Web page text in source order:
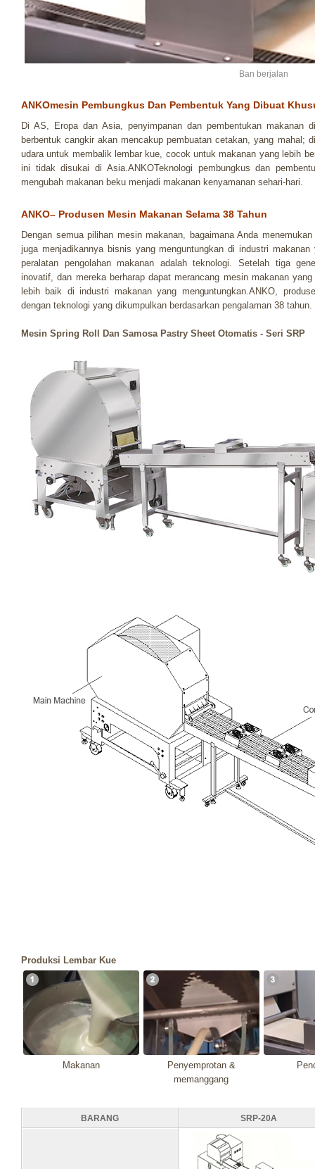
Ban berjalan
ANKOmesin Pembungkus Dan Pembentuk Yang Dibuat
Di AS, Eropa dan Asia, penyimpanan dan pembentukan makanan
berbentuk cangkir akan mencakup pembuatan cetakan, yang mahal;
udara untuk membalik lembar kue, cocok untuk makanan yang lebih
ini tidak disukai di Asia.ANKOTeknologi pembungkus dan
mengubah makanan beku menjadi makanan kenyamanan sehari-hari.
ANKO– Produsen Mesin Makanan Selama 38 Tahun
Dengan semua pilihan mesin makanan, bagaimana Anda
juga menjadikannya bisnis yang menguntungkan di industri
peralatan pengolahan makanan adalah teknologi. Setelah tiga
inovatif, dan mereka berharap dapat merancang mesin makanan
lebih baik di industri makanan yang menguntungkan.ANKO,
dengan teknologi yang dikumpulkan berdasarkan pengalaman 38 tahun.
Mesin Spring Roll Dan Samosa Pastry Sheet Otomatis - Seri SRP
Produksi Lembar Kue
Makanan
Penyemprotan &
memanggang
BARANG SRP-20A